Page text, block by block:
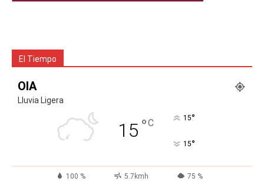
El Tiempo
OIA
Lluvia Ligera
15 °C 15°
15°
100 % 5.7kmh 75 %